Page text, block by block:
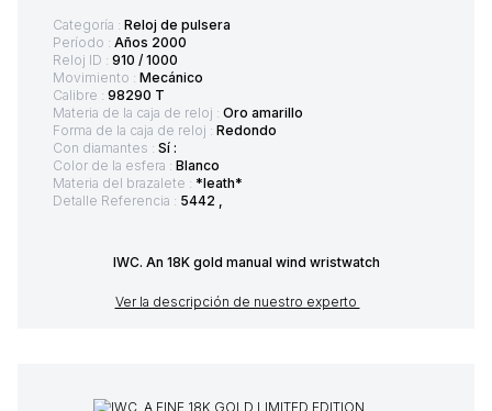
Categoría : Reloj de pulsera
Período : Años 2000
Reloj ID : 910 / 1000
Movimiento : Mecánico
Calibre : 98290 T
Materia de la caja de reloj : Oro amarillo
Forma de la caja de reloj : Redondo
Con diamantes : Sí :
Color de la esfera : Blanco
Materia del brazalete : *leath*
Detalle Referencia : 5442 ,
IWC. An 18K gold manual wind wristwatch
Ver la descripción de nuestro experto